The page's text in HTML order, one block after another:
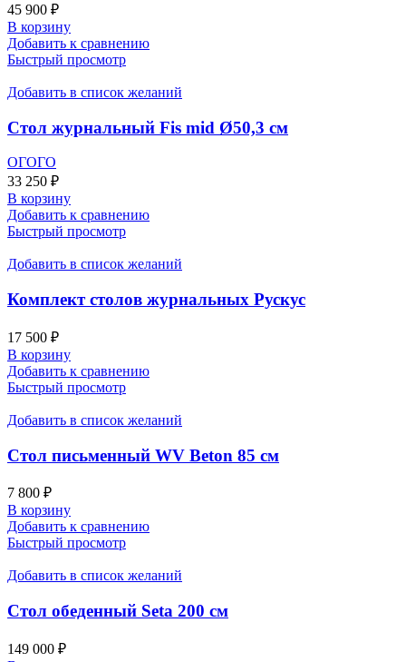
45 900 ₽
В корзину
Добавить к сравнению
Быстрый просмотр
Добавить в список желаний
Стол журнальный Fis mid Ø50,3 см
ОГОГО
33 250 ₽
В корзину
Добавить к сравнению
Быстрый просмотр
Добавить в список желаний
Комплект столов журнальных Рускус
17 500 ₽
В корзину
Добавить к сравнению
Быстрый просмотр
Добавить в список желаний
Стол письменный WV Beton 85 см
7 800 ₽
В корзину
Добавить к сравнению
Быстрый просмотр
Добавить в список желаний
Стол обеденный Seta 200 см
149 000 ₽